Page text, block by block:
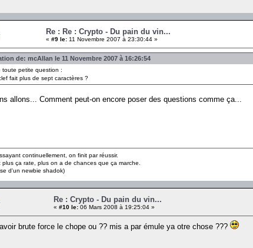
Re : Re : Crypto - Du pain du vin...
« #9 le: 11 Novembre 2007 à 23:30:44 »
de: mcAllan le 11 Novembre 2007 à 16:26:54
toute petite question :
fait plus de sept caractères ?
allons... Comment peut-on encore poser des questions comme ça...
continuellement, on finit par réussir.
plus ça rate, plus on a de chances que ça marche.
d'un newbie shadok)
Re : Crypto - Du pain du vin...
« #10 le: 06 Mars 2008 à 19:25:04 »
brute force le chope ou ?? mis a par émule ya otre chose ???